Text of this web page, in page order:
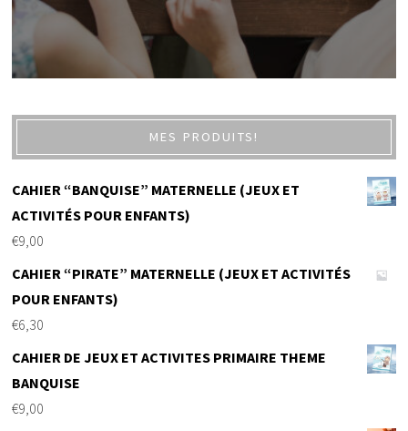
MES PRODUITS!
CAHIER “BANQUISE” MATERNELLE (JEUX ET
ACTIVITÉS POUR ENFANTS)
€9,00
CAHIER “PIRATE” MATERNELLE (JEUX ET ACTIVITÉS
POUR ENFANTS)
€6,30
CAHIER DE JEUX ET ACTIVITES PRIMAIRE THEME
BANQUISE
€9,00